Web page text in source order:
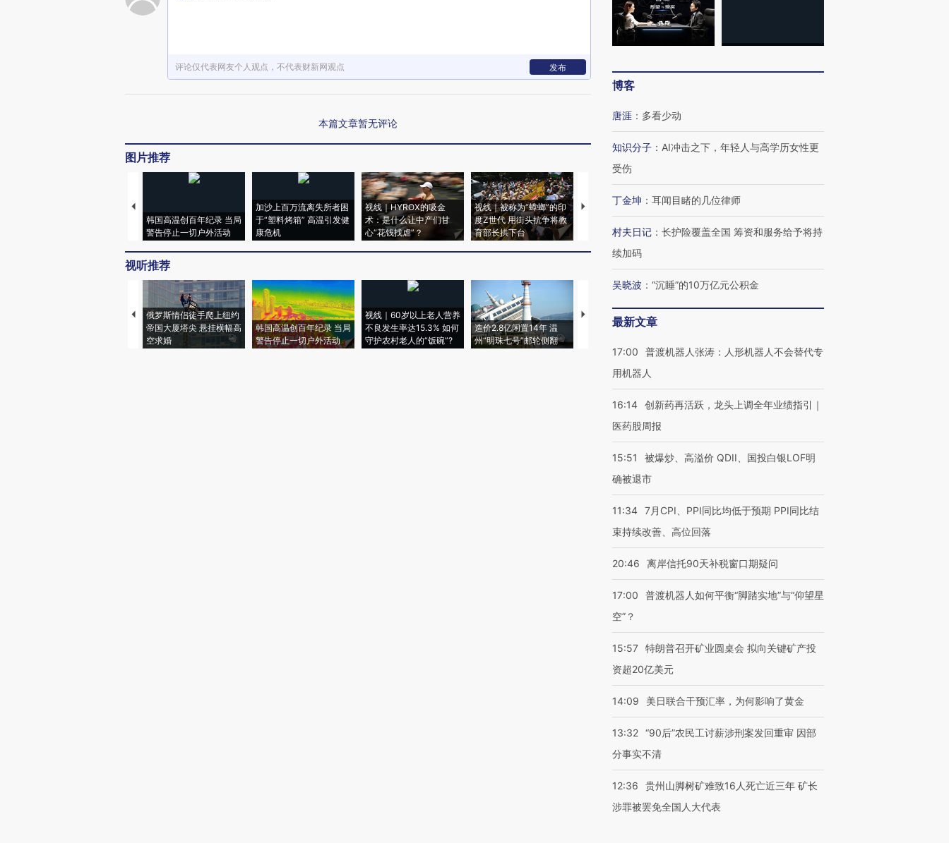
评论仅代表网友个人观点，不代表财新网观点 发布
本篇文章暂无评论
图片推荐
韩国高温创百年纪录 当局
警告停止一切户外活动
加沙上百万流离失所者困
于“塑料烤箱” 高温引发健
康危机
视线｜HYROX的吸金
术：是什么让中产们甘
心“花钱找虐”？
视线｜被称为“蟑螂”的印
度Z世代 用街头抗争将教
育部长拱下台
视线｜“入侵”还是“人道危
机”？难民潮撕裂西班牙
飞地休达
湖北宜昌局部短时降雨
128毫米 紧急转移近
4000人
雨 3小时累计雨量超80毫
米
视听推荐
俄罗斯情侣徒手爬上纽约
帝国大厦塔尖 悬挂横幅高
空求婚
韩国高温创百年纪录 当局
警告停止一切户外活动
视线｜60岁以上老人营养
不良发生率达15.3% 如何
守护农村老人的“饭碗”?
造价2.8亿闲置14年 温
州“明珠七号”邮轮侧翻
特朗普出席葬礼疑似打瞌
睡引争议 白宫怒斥批评
博客
唐涯 ： 多看少动
知识分子 ： AI冲击之下，年轻人与高学历女性更
受伤
丁金坤 ： 耳闻目睹的几位律师
村夫日记 ： 长护险覆盖全国 筹资和服务给予将持
续加码
吴晓波 ： “沉睡”的10万亿元公积金
最新文章
17:00
普渡机器人张涛：人形机器人不会替代专
用机器人
16:14 创新药再活跃，龙头上调全年业绩指引｜
医药股周报
15:51
被爆炒、高溢价 QDII、国投白银LOF明
确被退市
11:34 7月CPI、PPI同比均低于预期 PPI同比结
束持续改善、高位回落
20:46 离岸信托90天补税窗口期疑问
17:00
普渡机器人如何平衡“脚踏实地”与“仰望星
空”？
15:57 特朗普召开矿业圆桌会 拟向关键矿产投
资超20亿美元
14:09 美日联合干预汇率，为何影响了黄金
13:32 “90后”农民工讨薪涉刑案发回重审 因部
分事实不清
12:36
贵州山脚树矿难致16人死亡近三年 矿长
涉罪被罢免全国人大代表